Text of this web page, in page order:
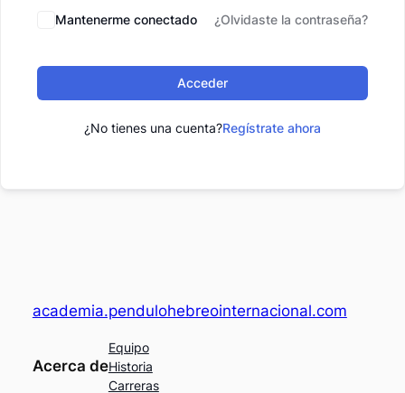
Mantenerme conectado ¿Olvidaste la contraseña?
Acceder
¿No tienes una cuenta?Regístrate ahora
academia.pendulohebreointernacional.com
Acerca de
Equipo
Historia
Carreras